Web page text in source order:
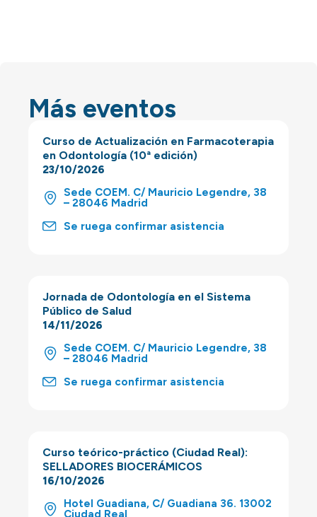
Más eventos
Curso de Actualización en Farmacoterapia
en Odontología (10ª edición)
23/10/2026
Sede COEM. C/ Mauricio Legendre, 38
– 28046 Madrid
Se ruega confirmar asistencia
Jornada de Odontología en el Sistema
Público de Salud
14/11/2026
Sede COEM. C/ Mauricio Legendre, 38
– 28046 Madrid
Se ruega confirmar asistencia
Curso teórico-práctico (Ciudad Real):
SELLADORES BIOCERÁMICOS
16/10/2026
Hotel Guadiana, C/ Guadiana 36. 13002
Ciudad Real